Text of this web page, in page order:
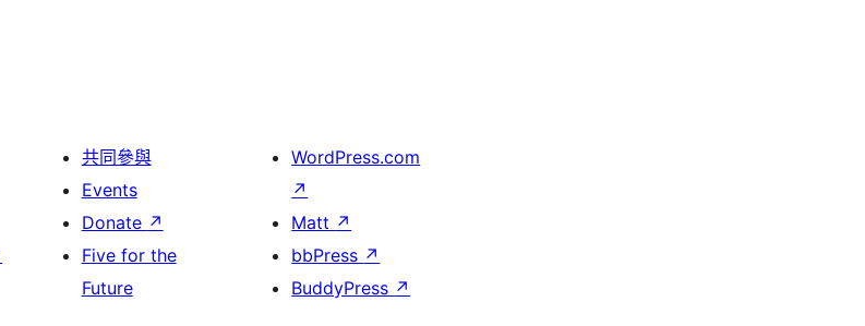
共同參與
Events
Donate ↗
Five for the
Future
WordPress.com
↗
Matt ↗
bbPress ↗
BuddyPress ↗